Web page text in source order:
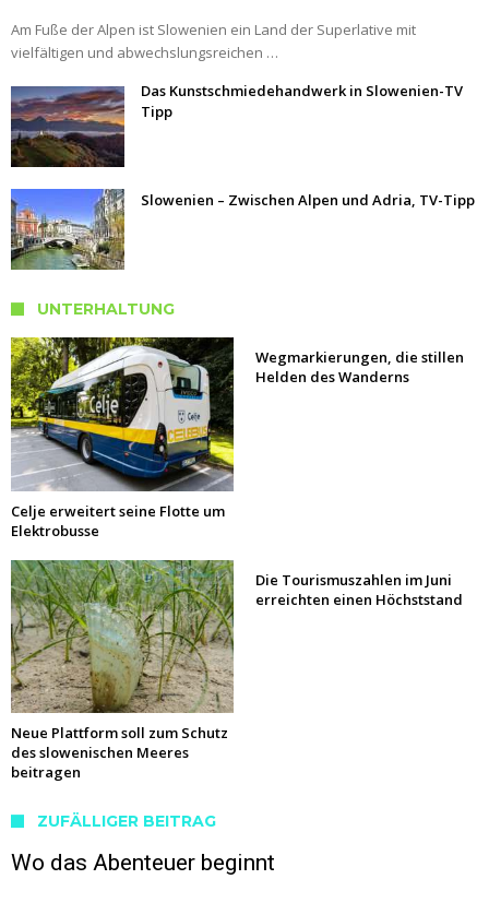
Am Fuße der Alpen ist Slowenien ein Land der Superlative mit
vielfältigen und abwechslungsreichen …
Das Kunstschmiedehandwerk in Slowenien-TV
Tipp
Slowenien – Zwischen Alpen und Adria, TV-Tipp
UNTERHALTUNG
Celje erweitert seine Flotte um
Elektrobusse
Wegmarkierungen, die stillen
Helden des Wanderns
Neue Plattform soll zum Schutz
des slowenischen Meeres
beitragen
Die Tourismuszahlen im Juni
erreichten einen Höchststand
ZUFÄLLIGER BEITRAG
Wo das Abenteuer beginnt